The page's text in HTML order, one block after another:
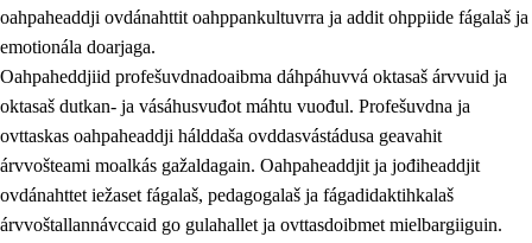
oahpaheaddji ovdánahttit oahppankultuvrra ja addit ohppiide fágalaš ja
emotionála doarjaga.
Oahpaheddjiid profešuvdnadoaibma dáhpáhuvvá oktasaš árvvuid ja
oktasaš dutkan- ja vásáhusvuđot máhtu vuođul. Profešuvdna ja
ovttaskas oahpaheaddji hálddaša ovddasvástádusa geavahit
árvvošteami moalkás gažaldagain. Oahpaheaddjit ja jođiheaddjit
ovdánahttet iežaset fágalaš, pedagogalaš ja fágadidaktihkalaš
árvvoštallannávccaid go gulahallet ja ovttasdoibmet mielbargiiguin.